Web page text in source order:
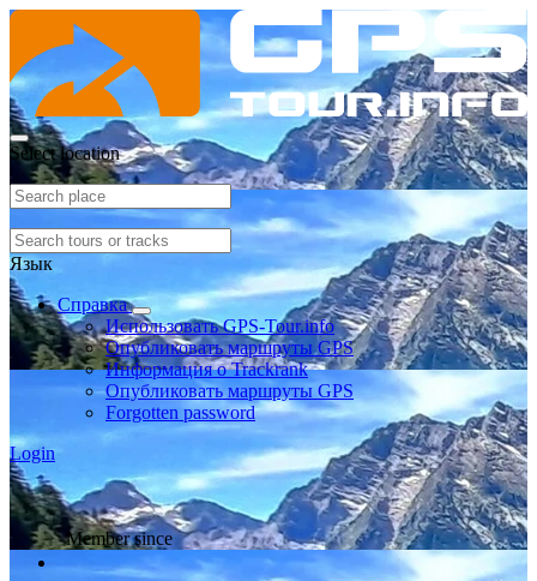
Select location
Язык
Справка
Использовать GPS-Tour.info
Опубликовать маршруты GPS
Информация о Trackrank
Опубликовать маршруты GPS
Forgotten password
Login
Member since